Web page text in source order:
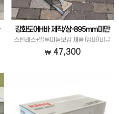
강화도어H바 제작/상-895mm미만
스텐레스+알루미늄보강 제품 (상바) 비규
격
47,300